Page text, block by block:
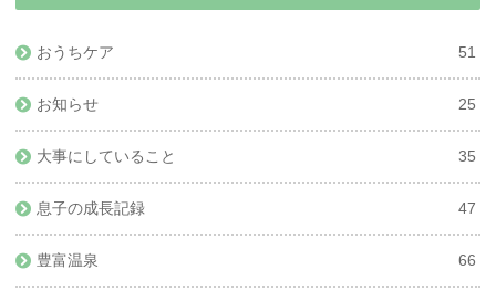
おうちケア 51
お知らせ 25
大事にしていること 35
息子の成長記録 47
豊富温泉 66